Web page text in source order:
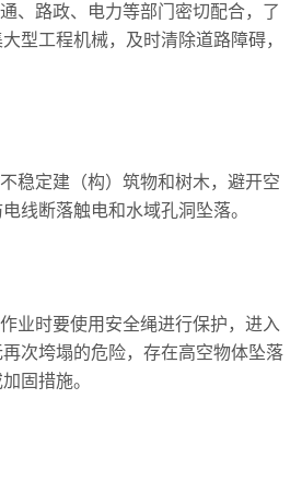
、路政、电力等部门密切配合，了
型工程机械，及时清除道路障碍，
稳定建（构）筑物和树木，避开空
线断落触电和水域孔洞坠落。
业时要使用安全绳进行保护，进入
次垮塌的危险，存在高空物体坠落
固措施。